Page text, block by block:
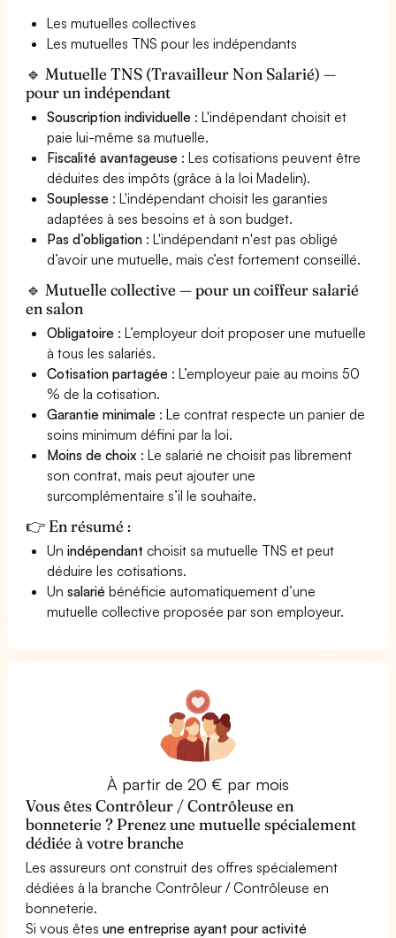
Les mutuelles collectives
Les mutuelles TNS pour les indépendants
🔹 Mutuelle TNS (Travailleur Non Salarié) —
pour un indépendant
Souscription individuelle : L'indépendant choisit et
paie lui-même sa mutuelle.
Fiscalité avantageuse : Les cotisations peuvent être
déduites des impôts (grâce à la loi Madelin).
Souplesse : L'indépendant choisit les garanties
adaptées à ses besoins et à son budget.
Pas d’obligation : L'indépendant n'est pas obligé
d’avoir une mutuelle, mais c’est fortement conseillé.
🔹 Mutuelle collective — pour un coiffeur salarié
en salon
Obligatoire : L’employeur doit proposer une mutuelle
à tous les salariés.
Cotisation partagée : L’employeur paie au moins 50
% de la cotisation.
Garantie minimale : Le contrat respecte un panier de
soins minimum défini par la loi.
Moins de choix : Le salarié ne choisit pas librement
son contrat, mais peut ajouter une
surcomplémentaire s’il le souhaite.
👉 En résumé :
Unindépendant choisit sa mutuelle TNS et peut
déduire les cotisations.
Unsalarié bénéficie automatiquement d’une
mutuelle collective proposée par son employeur.
À partir de 20 € par mois
Vous êtes Contrôleur / Contrôleuse en
bonneterie ? Prenez une mutuelle spécialement
dédiée à votre branche
Les assureurs ont construit des offres spécialement
dédiées à la branche Contrôleur / Contrôleuse en
bonneterie.
Si vous êtesune entreprise ayant pour activité